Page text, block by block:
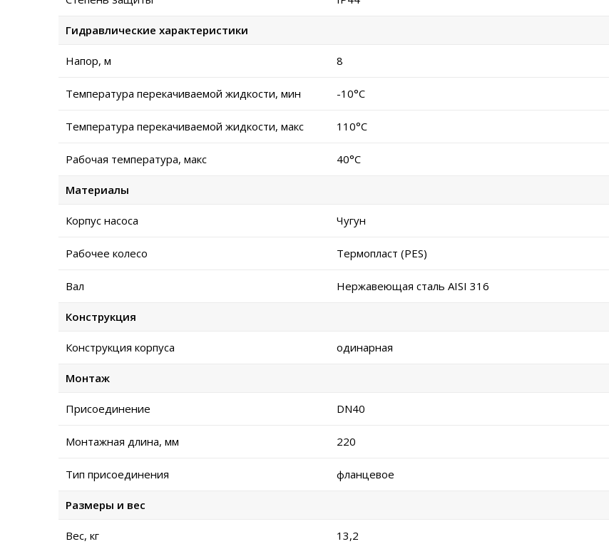
Гидравлические характеристики
Напор, м 8
Температура перекачиваемой жидкости, мин -10°C
Температура перекачиваемой жидкости, макс 110°C
Рабочая температура, макс 40°C
Материалы
Корпус насоса Чугун
Рабочее колесо Термопласт (PES)
Вал Нержавеющая сталь AISI 316
Конструкция
Конструкция корпуса одинарная
Монтаж
Присоединение DN40
Монтажная длина, мм 220
Тип присоединения фланцевое
Размеры и вес
Вес, кг 13,2